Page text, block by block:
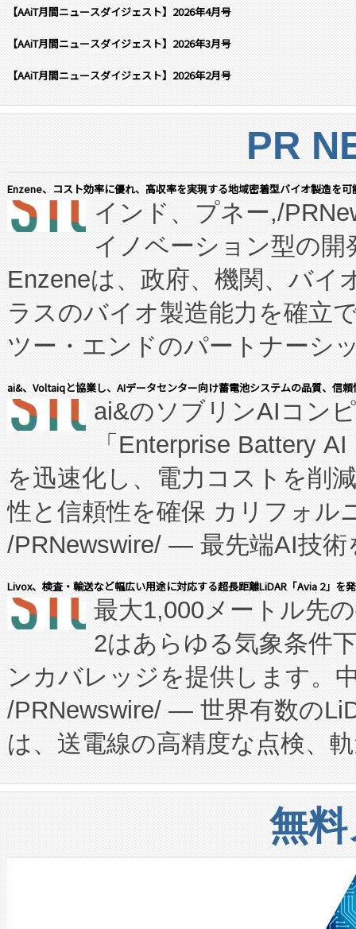
【AAiT月間ニュースダイジェスト】2026年4月号
【AAiT月間ニュースダイジェスト】2026年3月号
【AAiT月間ニュースダイジェスト】2026年2月号
PR
Enzene、コスト効率に優れ、高収率を実現する地域密着型バイオ製造を
インド、プネー,/
イノベーション型の
Enzeneは、政府、機関、バイ
ラスのバイオ製造能力を確立
ツー・エンドのパートナーシ
表しました。 同社の実績ある
manufacturing™ (FCCM™) プ
たNeXは、バイオ医薬品製造
従来のフェッドバッチ施設の
に、患者やサプライチェーン
キー方式で拡張性が高く、持
す。FCCM‑を活用した現地生
患者にとっての費用負担を大
のアクセスを大幅に拡大する
Fully-Connected Continuous
プログラムには、施設設計・
に関する技術移転および知的
構造化トレーニングカリキュ
上げおよび商用化段階におけ
設備整備および立ち上げ調整
加組織は、Enzeneのバイオ
選定された製品について、自
ai&、Voltaiqと協業し、AIデータセンター向け蓄電池システムの品質、信
ai&のソブリンAIコン
「Enterprise Battery
を迅速化し、電力コストを削
性と信頼性を確保 カリフォル
/PRNewswire/ — 最先端AI技術
会社エーアイ・アンド：本社
President原信平）と、エンタ
ードするVoltaiqは、日本にあ
ーエネルギー貯蔵システム（
た。 Voltaiq独自のAI搭載プラ
定、統合、導入、運用に至る
安全性を追跡し、確保する事
増加しているデータセンター
る電力網に大きな負担をかけ
事業者の負担軽減という課題
系統連系を迅速にし、ピーク
Livox、検査・輸送など幅広い用途に対応する超長距離LiDAR「Avia 2」を
最大1,000メートル先
2はあらゆる気象条件
ンカバレッジを提供します。
/PRNewswire/ — 世界有数の
は、送電線の高精度な点検、
や穀物倉庫におけるバルク材
リューション「Avia 2」を発
したAvia 2は、1,000メート
狭視野のFOVを切り替えるこ
ケーブル、枝などの細かな対
無